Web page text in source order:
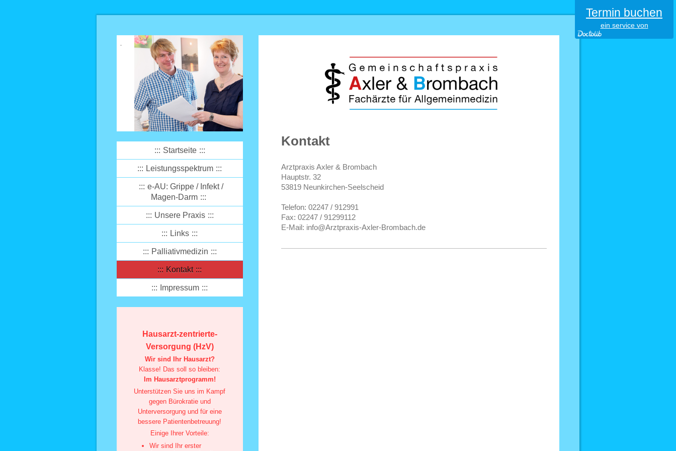
Startseite
Leistungsspektrum
e-AU: Grippe / Infekt /
Magen-Darm
Unsere Praxis
Links
Palliativmedizin
Kontakt
Impressum
Hausarzt-zentrierte-
Versorgung (HzV)
Wir sind Ihr Hausarzt?
Klasse! Das soll so bleiben:
Im Hausarztprogramm!
Unterstützen Sie uns im Kampf
gegen Bürokratie und
Unterversorgung und für eine
bessere Patientenbetreuung!
Einige Ihrer Vorteile:
Wir sind Ihr erster
Termin buchen
ein service von
Kontakt
Arztpraxis Axler & Brombach
Hauptstr. 32
53819 Neunkirchen-Seelscheid
Telefon: 02247 / 912991
Fax: 02247 / 91299112
E-Mail: info@Arztpraxis-Axler-Brombach.de